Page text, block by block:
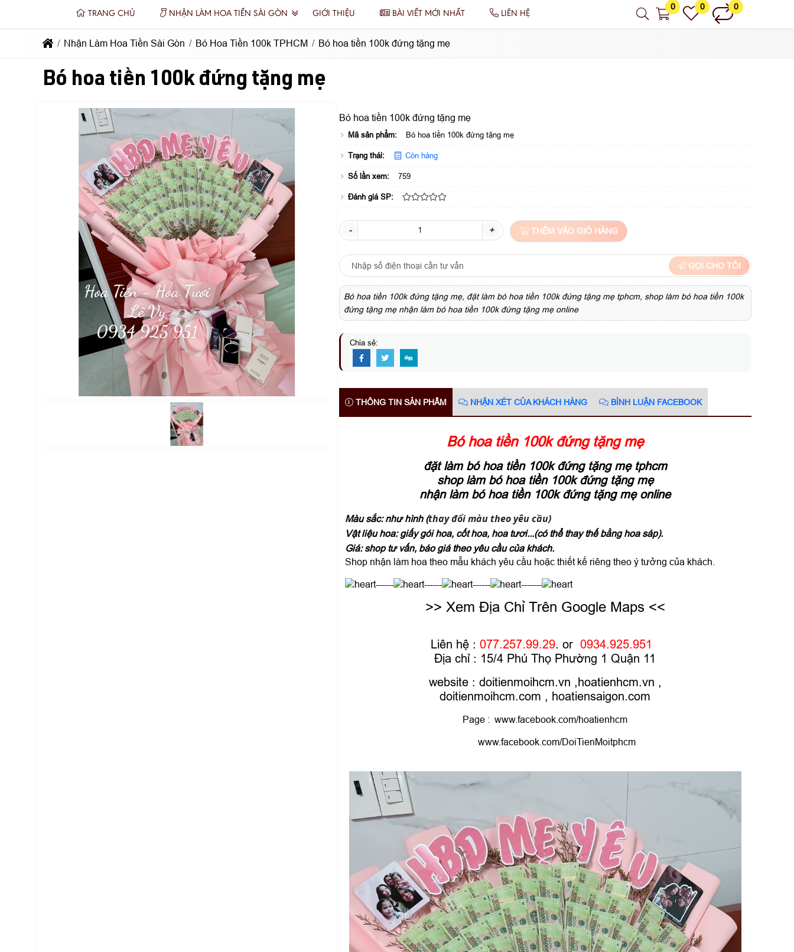
TRANG CHỦ NHẬN LÀM HOA TIỀN SÀI GÒN GIỚI THIỆU BÀI VIẾT MỚI NHẤT LIÊN HỆ
0 0 0
Nhận Làm Hoa Tiền Sài Gòn Bó Hoa Tiền 100k TPHCM Bó hoa tiền 100k đứng tặng mẹ
Bó hoa tiền 100k đứng tặng mẹ
Bó hoa tiền 100k đứng tặng mẹ
Mã sản phẩm: Bó hoa tiền 100k đứng tặng mẹ
Trạng thái: Còn hàng
Số lần xem: 759
Đánh giá SP:
- + THÊM VÀO GIỎ HÀNG
GỌI CHO TÔI
Bó hoa tiền 100k đứng tặng mẹ, đặt làm bó hoa tiền 100k đứng tặng mẹ tphcm, shop làm bó hoa tiền 100k
đứng tặng mẹ nhận làm bó hoa tiền 100k đứng tặng mẹ online
Chia sẻ:
THÔNG TIN SẢN PHẨM NHẬN XÉT CỦA KHÁCH HÀNG BÌNH LUẬN FACEBOOK
Bó hoa tiền 100k đứng tặng mẹ
đặt làm bó hoa tiền 100k đứng tặng mẹ tphcm
shop làm bó hoa tiền 100k đứng tặng mẹ
nhận làm bó hoa tiền 100k đứng tặng mẹ online
Màu sắc: như hình (thay đổi màu theo yêu cầu)
Vật liệu hoa: giấy gói hoa, cốt hoa, hoa tươi...(có thể thay thế bằng hoa sáp).
Giá: shop tư vấn, báo giá theo yêu cầu của khách.
Shop nhận làm hoa theo mẫu khách yêu cầu hoặc thiết kế riêng theo ý tưởng của khách.
------ ------ ------ -------
>> Xem Địa Chỉ Trên Google Maps <<
Liên hệ :077.257.99.29. or0934.925.951
Địa chỉ : 15/4 Phú Thọ Phường 1 Quận 11
website : doitienmoihcm.vn , hoatienhcm.vn ,
doitienmoihcm.com , hoatiensaigon.com
Page : www.facebook.com/hoatienhcm
www.facebook.com/DoiTienMoitphcm